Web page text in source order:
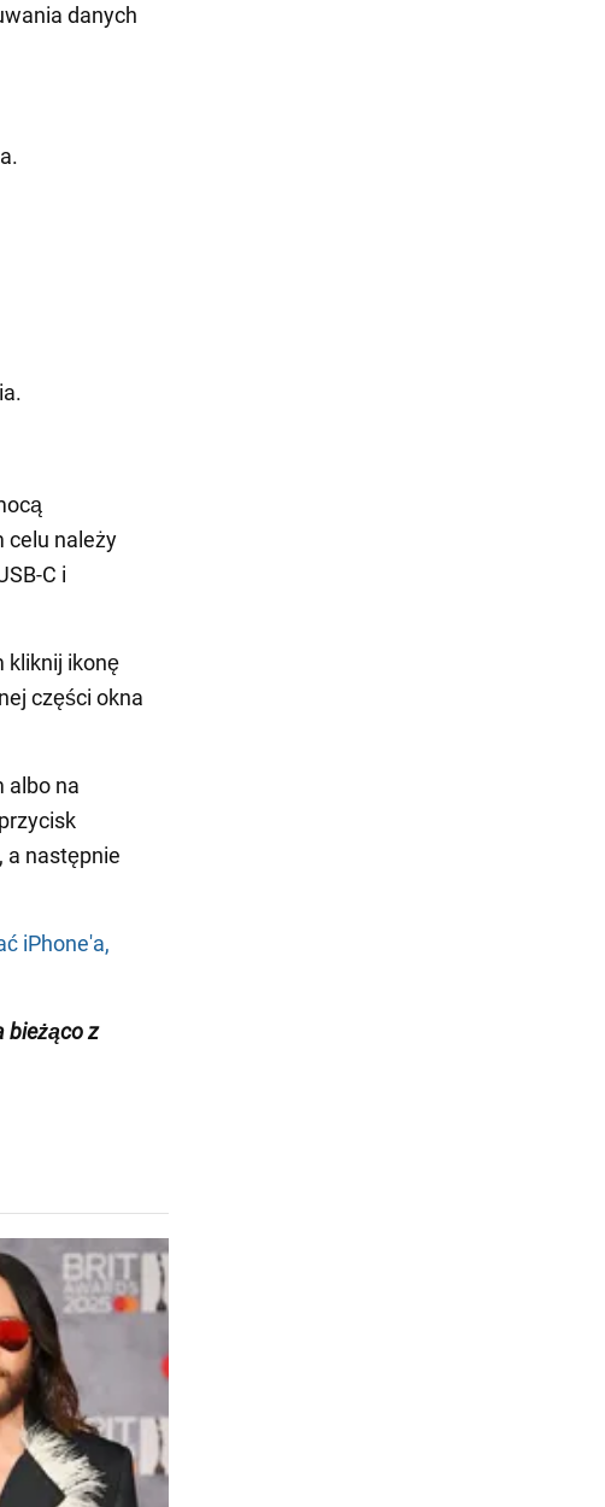
danych
celu należy
C i
kliknij ikonę
części okna
albo na
a następnie
iPhone'a,
bieżąco z